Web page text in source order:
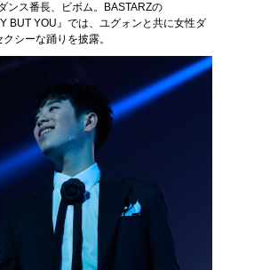
ンス番長、ビボム。BASTARZの
BUT YOU』では、ユグォンと共に女性ダ
シーな踊りを披露。